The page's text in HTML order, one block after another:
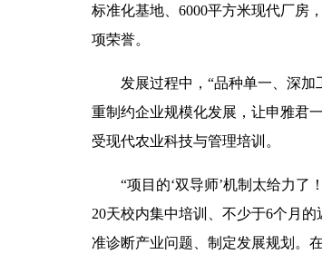
标准化基地、6000平方米现代厂房
项荣誉。
发展过程中，“品种单一、深
重制约企业规模化发展，让申雅君
受现代农业科技与管理培训。
“项目的‘双导师’机制太给力
20天校内集中培训、不少于6个月
准诊断产业问题、制定发展规划。